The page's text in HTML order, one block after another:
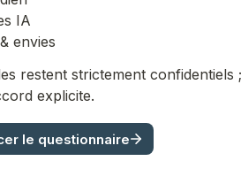
IA
envies
restent strictement confidentiels
explicite.
le questionnaire